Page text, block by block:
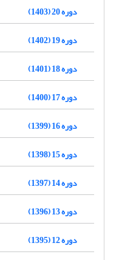
دوره 20 (1403)
دوره 19 (1402)
دوره 18 (1401)
دوره 17 (1400)
دوره 16 (1399)
دوره 15 (1398)
دوره 14 (1397)
دوره 13 (1396)
دوره 12 (1395)